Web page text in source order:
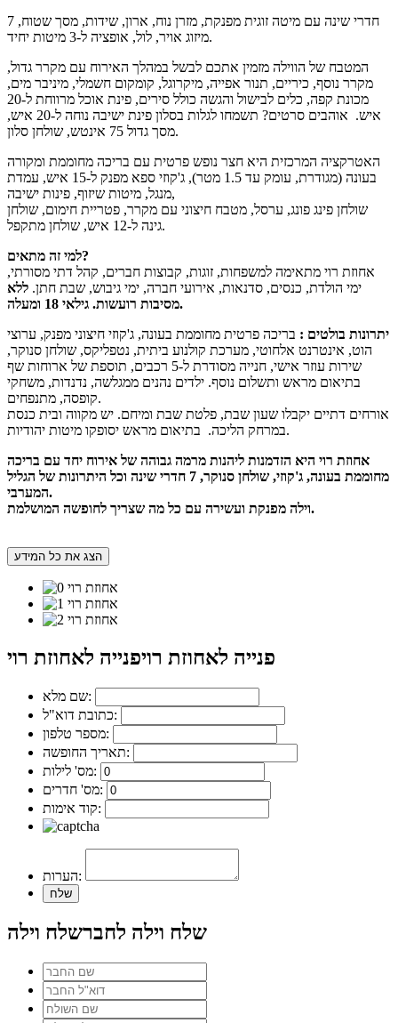
7 חדרי שינה עם מיטה זוגית מפנקת, מזרן נוח, ארון, שידות, מסך שטוח,
מיזוג אויר, לול, אופציה ל-3 מיטות יחיד.
המטבח של הווילה מזמין אתכם לבשל במהלך האירוח עם מקרר גדול,
מקרר נוסף, כיריים, תנור אפייה, מיקרוגל, קומקום חשמלי, מיניבר מים,
מכונת קפה, כלים לבישול והגשה כולל סירים, פינת אוכל מרווחת ל-20
איש. אוהבים סרטים? תשמחו לגלות בסלון פינת ישיבה נוחה ל-20 איש,
מסך גדול 75 אינטש, שולחן סלון.
האטרקציה המרכזית היא חצר נופש פרטית עם בריכה מחוממת ומקורה
בעונה (מגודרת, עומק עד 1.5 מטר), ג'קוזי ספא מפנק ל-15 איש, עמדת
מנגל, מיטות שיזוף, פינות ישיבה,
שולחן פינג פונג, ערסל, מטבח חיצוני עם מקרר, פטריית חימום, שולחן
גינה ל-12 איש, שולחן מתקפל.
למי זה מתאים?
אחוזת רוי מתאימה למשפחות, זוגות, קבוצות חברים, קהל דתי מסורתי,
ימי הולדת, כנסים, סדנאות, אירועי חברה, ימי גיבוש, שבת חתן. ללא
מסיבות רועשות. גילאי 18 ומעלה.
יתרונות בולטים : בריכה פרטית מחוממת בעונה, ג'קוזי חיצוני מפנק, ערוצי
הוט, אינטרנט אלחוטי, מערכת קולנוע ביתית, נטפליקס, שולחן סנוקר,
שירות עוזר אישי, חנייה מסודרת ל-5 רכבים, תוספת של ארוחות שף
בתיאום מראש ותשלום נוסף. ילדים נהנים ממגלשה, נדנדות, משחקי
קופסה, מתנפחים.
אורחים דתיים יקבלו שעון שבת, פלטת שבת ומיחם. יש מקווה ובית כנסת
במרחק הליכה. בתיאום מראש יסופקו מיטות יהודיות.
אחוזת רוי היא הזדמנות ליהנות מרמה גבוהה של אירוח יחד עם בריכה
מחוממת בעונה, ג'קוזי, שולחן סנוקר, 7 חדרי שינה וכל היתרונות של הגליל
המערבי.
וילה מפנקת ועשירה עם כל מה שצריך לחופשה המושלמת.
הצג את כל המידע
פנייה לאחוזת רויפנייה לאחוזת רוי
שם מלא:
כתובת דוא"ל:
מספר טלפון:
תאריך החופשה:
מס' לילות:
מס' חדרים:
קוד אימות:
הערות:
שלח וילה לחברשלח וילה